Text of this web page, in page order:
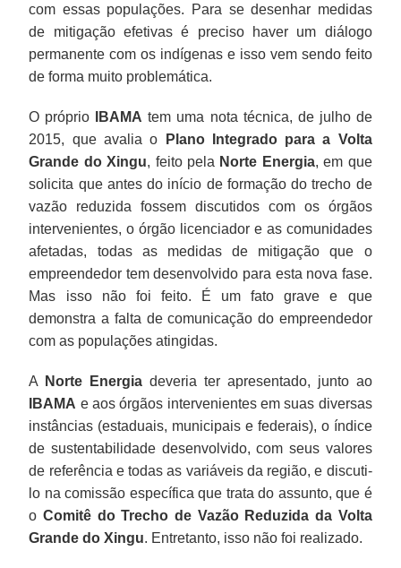
com essas populações. Para se desenhar medidas
de mitigação efetivas é preciso haver um diálogo
permanente com os indígenas e isso vem sendo feito
de forma muito problemática.
O próprio IBAMA tem uma nota técnica, de julho de
2015, que avalia o
Plano Integrado para a Volta
Grande do Xingu, feito pela Norte Energia, em que
solicita que antes do início de formação do trecho de
vazão reduzida fossem discutidos com os órgãos
intervenientes, o órgão licenciador e as comunidades
afetadas, todas as medidas de mitigação que o
empreendedor tem desenvolvido para esta nova fase.
Mas isso não foi feito. É um fato grave e que
demonstra a falta de comunicação do empreendedor
com as populações atingidas.
A Norte Energia deveria ter apresentado, junto ao
IBAMA e aos órgãos intervenientes em suas diversas
instâncias (estaduais, municipais e federais), o índice
de sustentabilidade desenvolvido, com seus valores
de referência e todas as variáveis da região, e discuti-
lo na comissão específica que trata do assunto, que é
oComitê do Trecho de Vazão Reduzida da Volta
Grande do Xingu. Entretanto, isso não foi realizado.